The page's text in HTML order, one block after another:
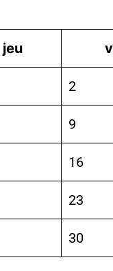
jeu
2
9
16
23
30